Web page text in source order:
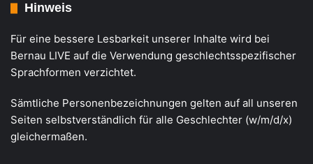
Hinweis
Für eine bessere Lesbarkeit unserer Inhalte wird bei
Bernau LIVE auf die Verwendung geschlechtsspezifischer
Sprachformen verzichtet.
Sämtliche Personenbezeichnungen gelten auf all unseren
Seiten selbstverständlich für alle Geschlechter (w/m/d/x)
gleichermaßen.